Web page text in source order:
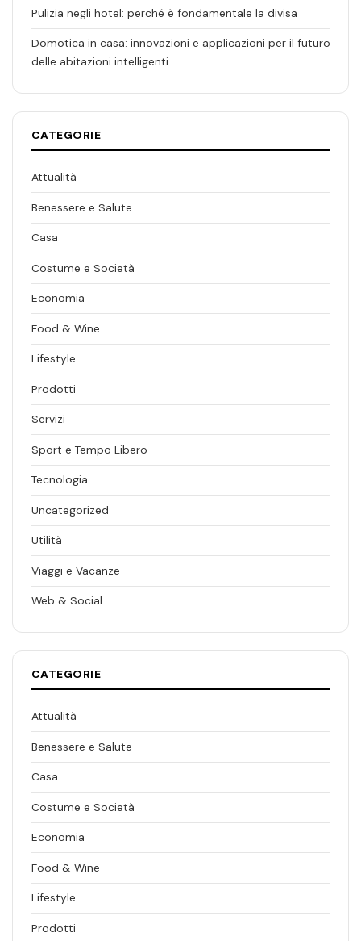
Pulizia negli hotel: perché è fondamentale la divisa
Domotica in casa: innovazioni e applicazioni per il futuro
delle abitazioni intelligenti
CATEGORIE
Attualità
Benessere e Salute
Casa
Costume e Società
Economia
Food & Wine
Lifestyle
Prodotti
Servizi
Sport e Tempo Libero
Tecnologia
Uncategorized
Utilità
Viaggi e Vacanze
Web & Social
CATEGORIE
Attualità
Benessere e Salute
Casa
Costume e Società
Economia
Food & Wine
Lifestyle
Prodotti